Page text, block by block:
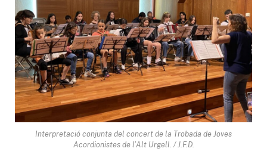
Interpretació conjunta del concert de la Trobada de Joves
Acordionistes de l'Alt Urgell. / J.F.D.